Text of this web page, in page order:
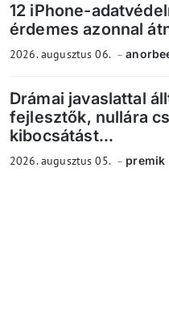
12 iPhone-
érdemes azonnal
2026. augusztus 06.
Drámai javaslattal
fejlesztők, nullára
kibocsátást...
2026. augusztus 05. premik